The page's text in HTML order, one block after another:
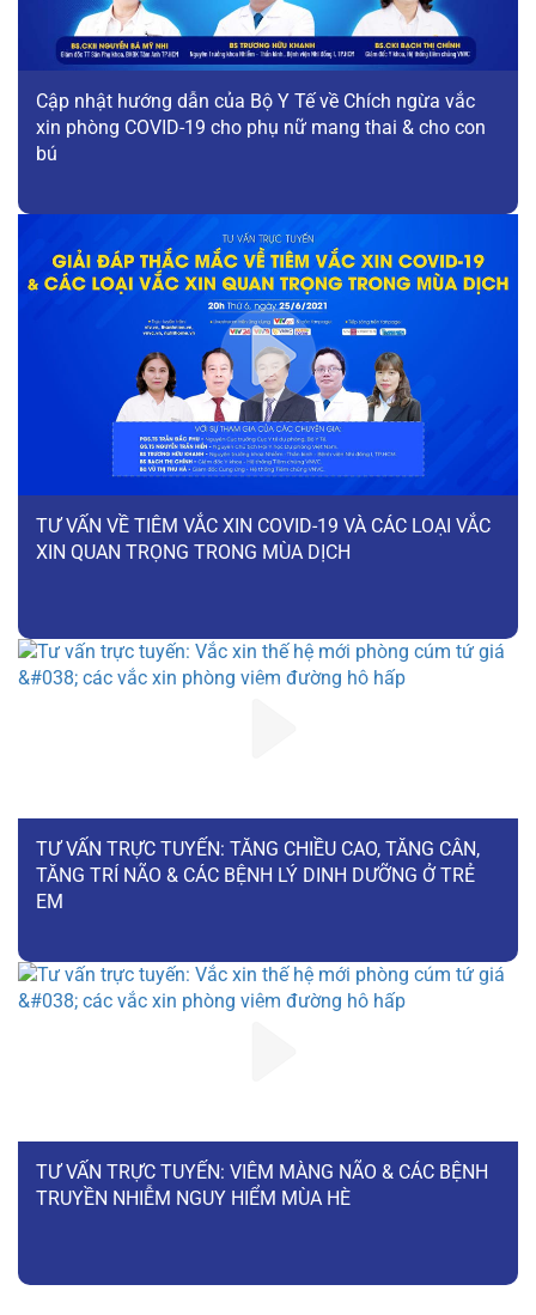
Cập nhật hướng dẫn của Bộ Y Tế về Chích ngừa vắc
xin phòng COVID-19 cho phụ nữ mang thai & cho con
bú
TƯ VẤN VỀ TIÊM VẮC XIN COVID-19 VÀ CÁC LOẠI VẮC
XIN QUAN TRỌNG TRONG MÙA DỊCH
TƯ VẤN TRỰC TUYẾN: TĂNG CHIỀU CAO, TĂNG CÂN,
TĂNG TRÍ NÃO & CÁC BỆNH LÝ DINH DƯỠNG Ở TRẺ
EM
TƯ VẤN TRỰC TUYẾN: VIÊM MÀNG NÃO & CÁC BỆNH
TRUYỀN NHIỄM NGUY HIỂM MÙA HÈ